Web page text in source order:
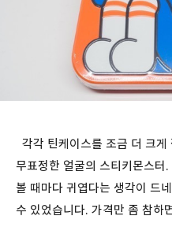
각각 틴케이스를 조금 더 크게
무표정한 얼굴의 스티키몬스터
볼 때마다 귀엽다는 생각이 드
수 있었습니다. 가격만 좀 참하